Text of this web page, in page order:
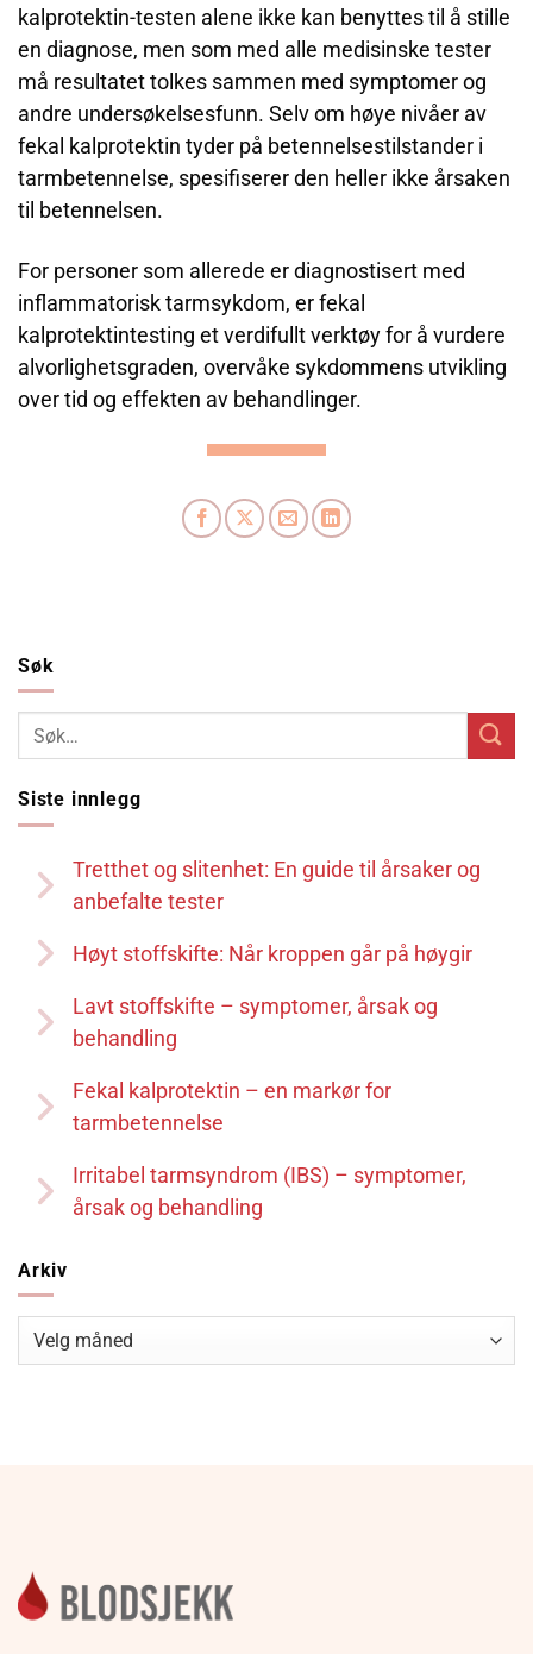
kalprotektin-testen alene ikke kan benyttes til å stille
en diagnose, men som med alle medisinske tester
må resultatet tolkes sammen med symptomer og
andre undersøkelsesfunn. Selv om høye nivåer av
fekal kalprotektin tyder på betennelsestilstander i
tarmbetennelse, spesifiserer den heller ikke årsaken
til betennelsen.
For personer som allerede er diagnostisert med
inflammatorisk tarmsykdom, er fekal
kalprotektintesting et verdifullt verktøy for å vurdere
alvorlighetsgraden, overvåke sykdommens utvikling
over tid og effekten av behandlinger.
Søk
Siste innlegg
Tretthet og slitenhet: En guide til årsaker og
anbefalte tester
Høyt stoffskifte: Når kroppen går på høygir
Lavt stoffskifte – symptomer, årsak og
behandling
Fekal kalprotektin – en markør for
tarmbetennelse
Irritabel tarmsyndrom (IBS) – symptomer,
årsak og behandling
Arkiv